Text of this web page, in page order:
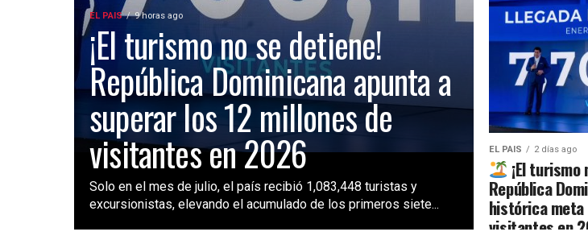
EL PAIS 9 horas ago
¡El turismo no se detiene!
República Dominicana apunta a
superar los 12 millones de
visitantes en 2026
Solo en el mes de julio, el país recibió 1,083,448 turistas y
excursionistas, elevando el acumulado de los primeros siete...
EL PAIS 2 días ago
¡El
República
histórica meta
visitantes en